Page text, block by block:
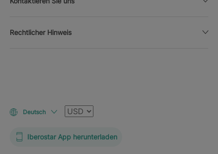
Rechtlicher Hinweis
Deutsch Währung
Iberostar App herunterladen